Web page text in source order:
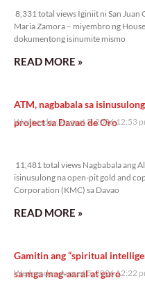
8,331 total views Iginiit ni San Juan
Maria Zamora – miyembro ng
dokumentong isinumite mismo
READ MORE »
ATM, nagbabala sa
project sa Davao de Oro
Wednesday, August 5, 2026 12:53
11,481 total views Nagbabala ang
isinusulong na open-pit gold and
Corporation (KMC) sa Davao
READ MORE »
Gamitin ang “spiritual
sa mga mag-aaral at guro
Wednesday, August 5, 2026 12:22